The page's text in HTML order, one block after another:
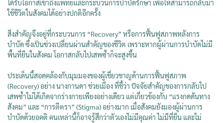
ได้รับโอกาสเข้าถึงแพทย์และกระบวนการบำบัดรักษา เพื่อให้สามารถกลับมา
ใช้ชีวิตในสังคมได้อย่างปกติอีกครั้ง
สิ่งสำคัญจึงอยู่ที่กระบวนการ “Recovery” หรือการฟื้นฟูสภาพหลังการ
บำบัด ซึ่งเป็นช่วงเปลี่ยนผ่านสำคัญของชีวิต เพราะหากผู้ผ่านการบำบัดไม่มี
พื้นที่ยืนในสังคม โอกาสกลับไปเสพซ้ำก็จะสูงขึ้น
ประเด็นนี้สอดคล้องกับมุมมองของผู้เชี่ยวชาญด้านการฟื้นฟูสภาพ
(Recovery) อย่าง นางกานดา ช่วยเมือง ที่ชี้ว่า ปัจจัยสำคัญของการกลับไป
เสพซ้ำไม่ได้เกิดจากร่างกายเพียงอย่างเดียว แต่เกี่ยวข้องกับ “แรงกดดันทาง
สังคม” และ “การตีตรา” (Stigma) อย่างมาก เมื่อสังคมยังมองผู้ผ่านการ
บำบัดด้วยอคติ คนเหล่านี้ก็อาจรู้สึกว่าตัวเองไม่มีคุณค่า ไม่มีที่ยืน และไม่